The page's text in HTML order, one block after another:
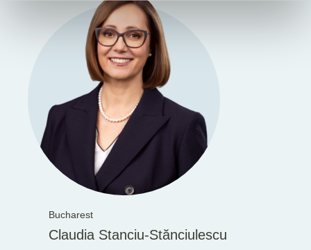
Bucharest
Claudia Stanciu-Stănciulescu